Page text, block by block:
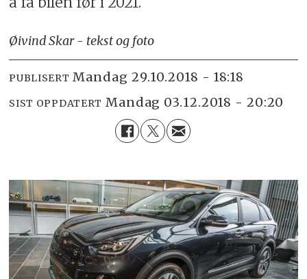
Øivind Skar - tekst og foto
PUBLISERT mandag 29.10.2018 - 18:18
SIST OPPDATERT mandag 03.12.2018 - 20:20